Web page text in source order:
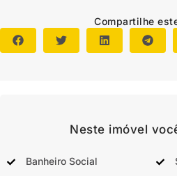
Compartilhe
Neste imóvel
Banheiro Social